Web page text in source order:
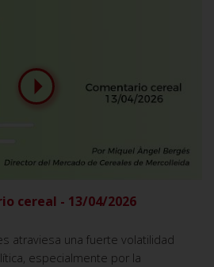
cereal - 13/04/2026
atraviesa una fuerte volatilidad
especialmente por la